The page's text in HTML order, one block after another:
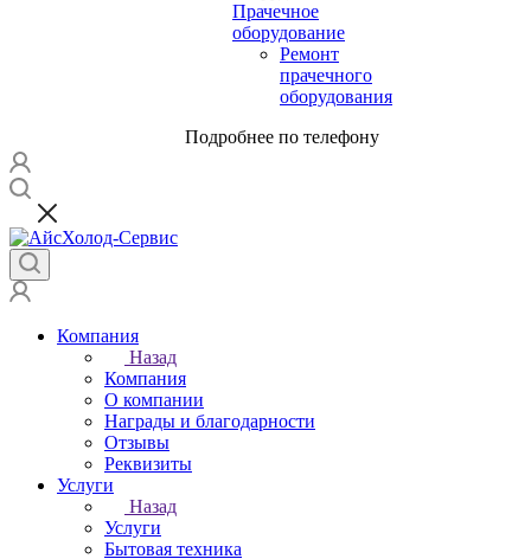
Прачечное
оборудование
Ремонт
прачечного
оборудования
Подробнее по телефону
Компания
Назад
Компания
О компании
Награды и благодарности
Отзывы
Реквизиты
Услуги
Назад
Услуги
Бытовая техника